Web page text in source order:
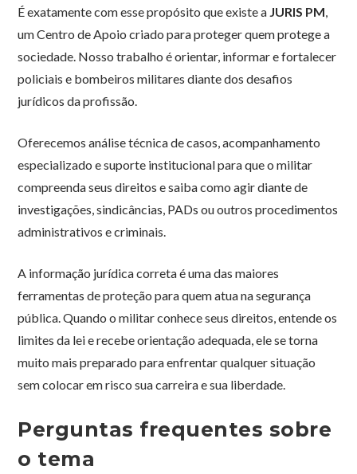
É exatamente com esse propósito que existe a JURIS PM,
um Centro de Apoio criado para proteger quem protege a
sociedade. Nosso trabalho é orientar, informar e fortalecer
policiais e bombeiros militares diante dos desafios
jurídicos da profissão.
Oferecemos análise técnica de casos, acompanhamento
especializado e suporte institucional para que o militar
compreenda seus direitos e saiba como agir diante de
investigações, sindicâncias, PADs ou outros procedimentos
administrativos e criminais.
A informação jurídica correta é uma das maiores
ferramentas de proteção para quem atua na segurança
pública. Quando o militar conhece seus direitos, entende os
limites da lei e recebe orientação adequada, ele se torna
muito mais preparado para enfrentar qualquer situação
sem colocar em risco sua carreira e sua liberdade.
Perguntas frequentes sobre
o tema